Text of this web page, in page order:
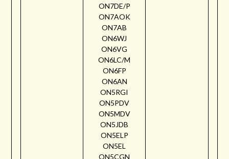
ON7DE/P
ON7AOK
ON7AB
ON6WJ
ON6VG
ON6LC/M
ON6FP
ON6AN
ON5RGI
ON5PDV
ON5MDV
ON5JDB
ON5ELP
ON5EL
ON5CGN